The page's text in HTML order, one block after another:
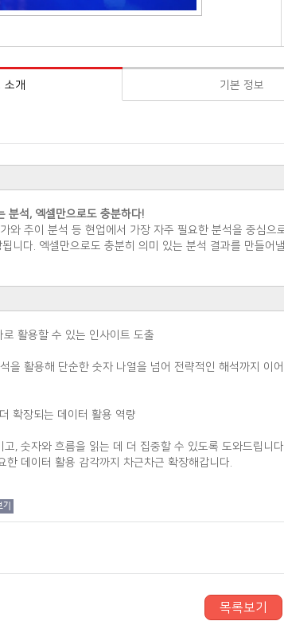
소개 기본 정보
분석, 엑셀만으로도 충분하다!
와 추이 분석 등 현업에서 가장 자주 필요한 분석을 중심으
니다. 엑셀만으로도 충분히 의미 있는 분석 결과를 만들어
활용할 수 있는 인사이트 도출
을 활용해 단순한 숫자 나열을 넘어 전략적인 해석까지 이
확장되는 데이터 활용 역량
, 숫자와 흐름을 읽는 데 더 집중할 수 있도록 도와드립니
한 데이터 활용 감각까지 차근차근 확장해갑니다.
목록보기